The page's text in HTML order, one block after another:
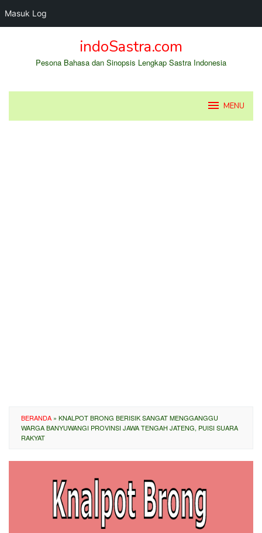
Masuk Log
indoSastra.com
Pesona Bahasa dan Sinopsis Lengkap Sastra Indonesia
MENU
BERANDA » KNALPOT BRONG BERISIK SANGAT MENGGANGGU
WARGA BANYUWANGI PROVINSI JAWA TENGAH JATENG, PUISI SUARA
RAKYAT